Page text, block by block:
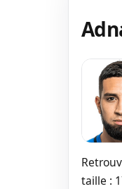
taille :